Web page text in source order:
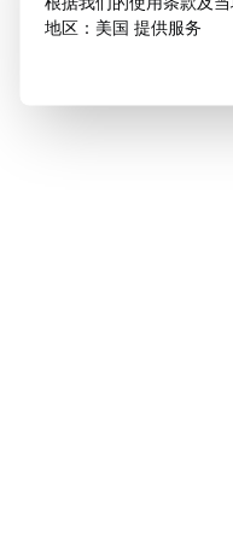
地区：美国 提供服务